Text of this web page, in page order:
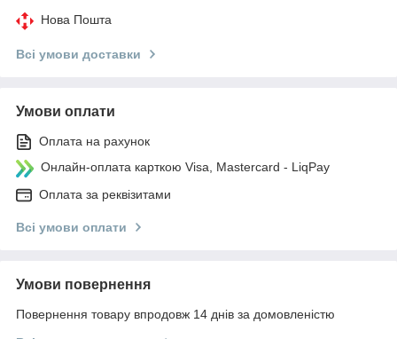
Нова Пошта
Всі умови доставки
Умови оплати
Оплата на рахунок
Онлайн-оплата карткою Visa, Mastercard - LiqPay
Оплата за реквізитами
Всі умови оплати
Умови повернення
Повернення товару впродовж 14 днів за домовленістю